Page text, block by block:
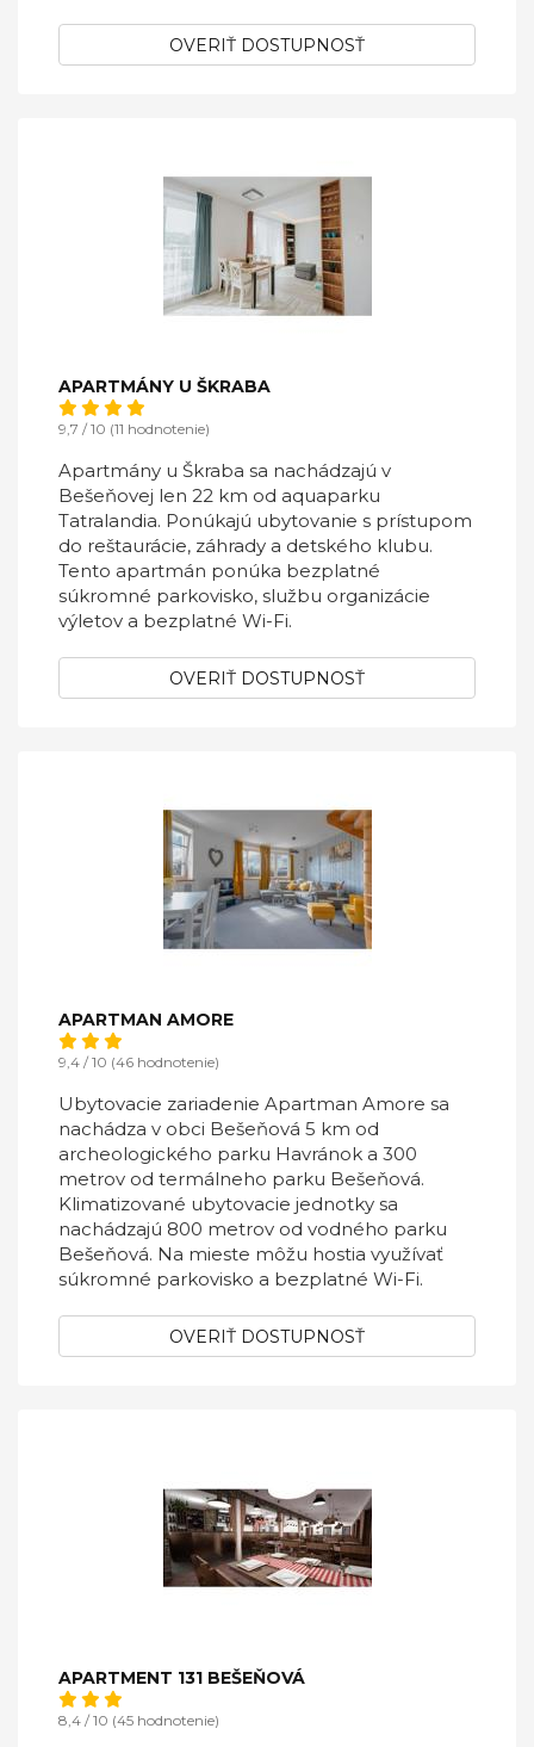
OVERIŤ DOSTUPNOSŤ
APARTMÁNY U ŠKRABA
9,7 / 10 (11 hodnotenie)
Apartmány u Škraba sa nachádzajú v
Bešeňovej len 22 km od aquaparku
Tatralandia. Ponúkajú ubytovanie s prístupom
do reštaurácie, záhrady a detského klubu.
Tento apartmán ponúka bezplatné
súkromné parkovisko, službu organizácie
výletov a bezplatné Wi-Fi.
OVERIŤ DOSTUPNOSŤ
APARTMAN AMORE
9,4 / 10 (46 hodnotenie)
Ubytovacie zariadenie Apartman Amore sa
nachádza v obci Bešeňová 5 km od
archeologického parku Havránok a 300
metrov od termálneho parku Bešeňová.
Klimatizované ubytovacie jednotky sa
nachádzajú 800 metrov od vodného parku
Bešeňová. Na mieste môžu hostia využívať
súkromné parkovisko a bezplatné Wi-Fi.
OVERIŤ DOSTUPNOSŤ
APARTMENT 131 BEŠEŇOVÁ
8,4 / 10 (45 hodnotenie)